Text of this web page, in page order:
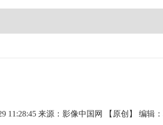
11:28:45 来源：影像中国网 【原创】 编辑